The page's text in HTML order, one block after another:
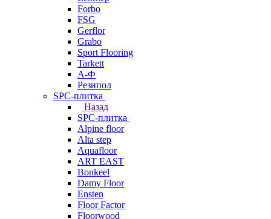
Forbo
FSG
Gerflor
Grabo
Sport Flooring
Tarkett
А-Ф
Резипол
SPC-плитка
Назад
SPC-плитка
Alpine floor
Alta step
Aquafloor
ART EAST
Bonkeel
Damy Floor
Ensten
Floor Factor
Floorwood